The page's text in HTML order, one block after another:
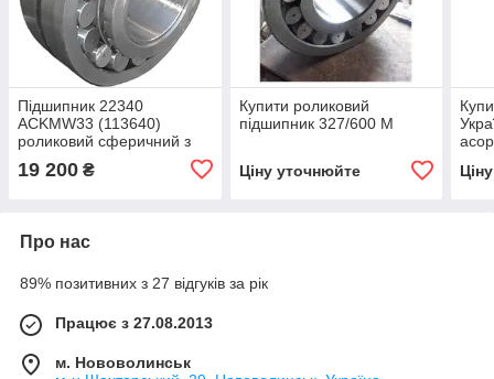
Підшипник 22340
ACKMW33 (113640)
роликовий сферичний з
19 200 ₴
Купити роликовий
підшипник 327/600 М
Ціну уточнюйте
Про нас
89% позитивних з 27 відгуків за рік
Працює з 27.08.2013
м. Нововолинськ